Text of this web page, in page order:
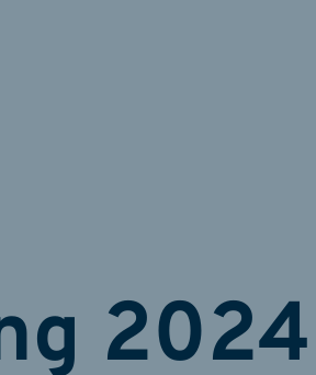
2024